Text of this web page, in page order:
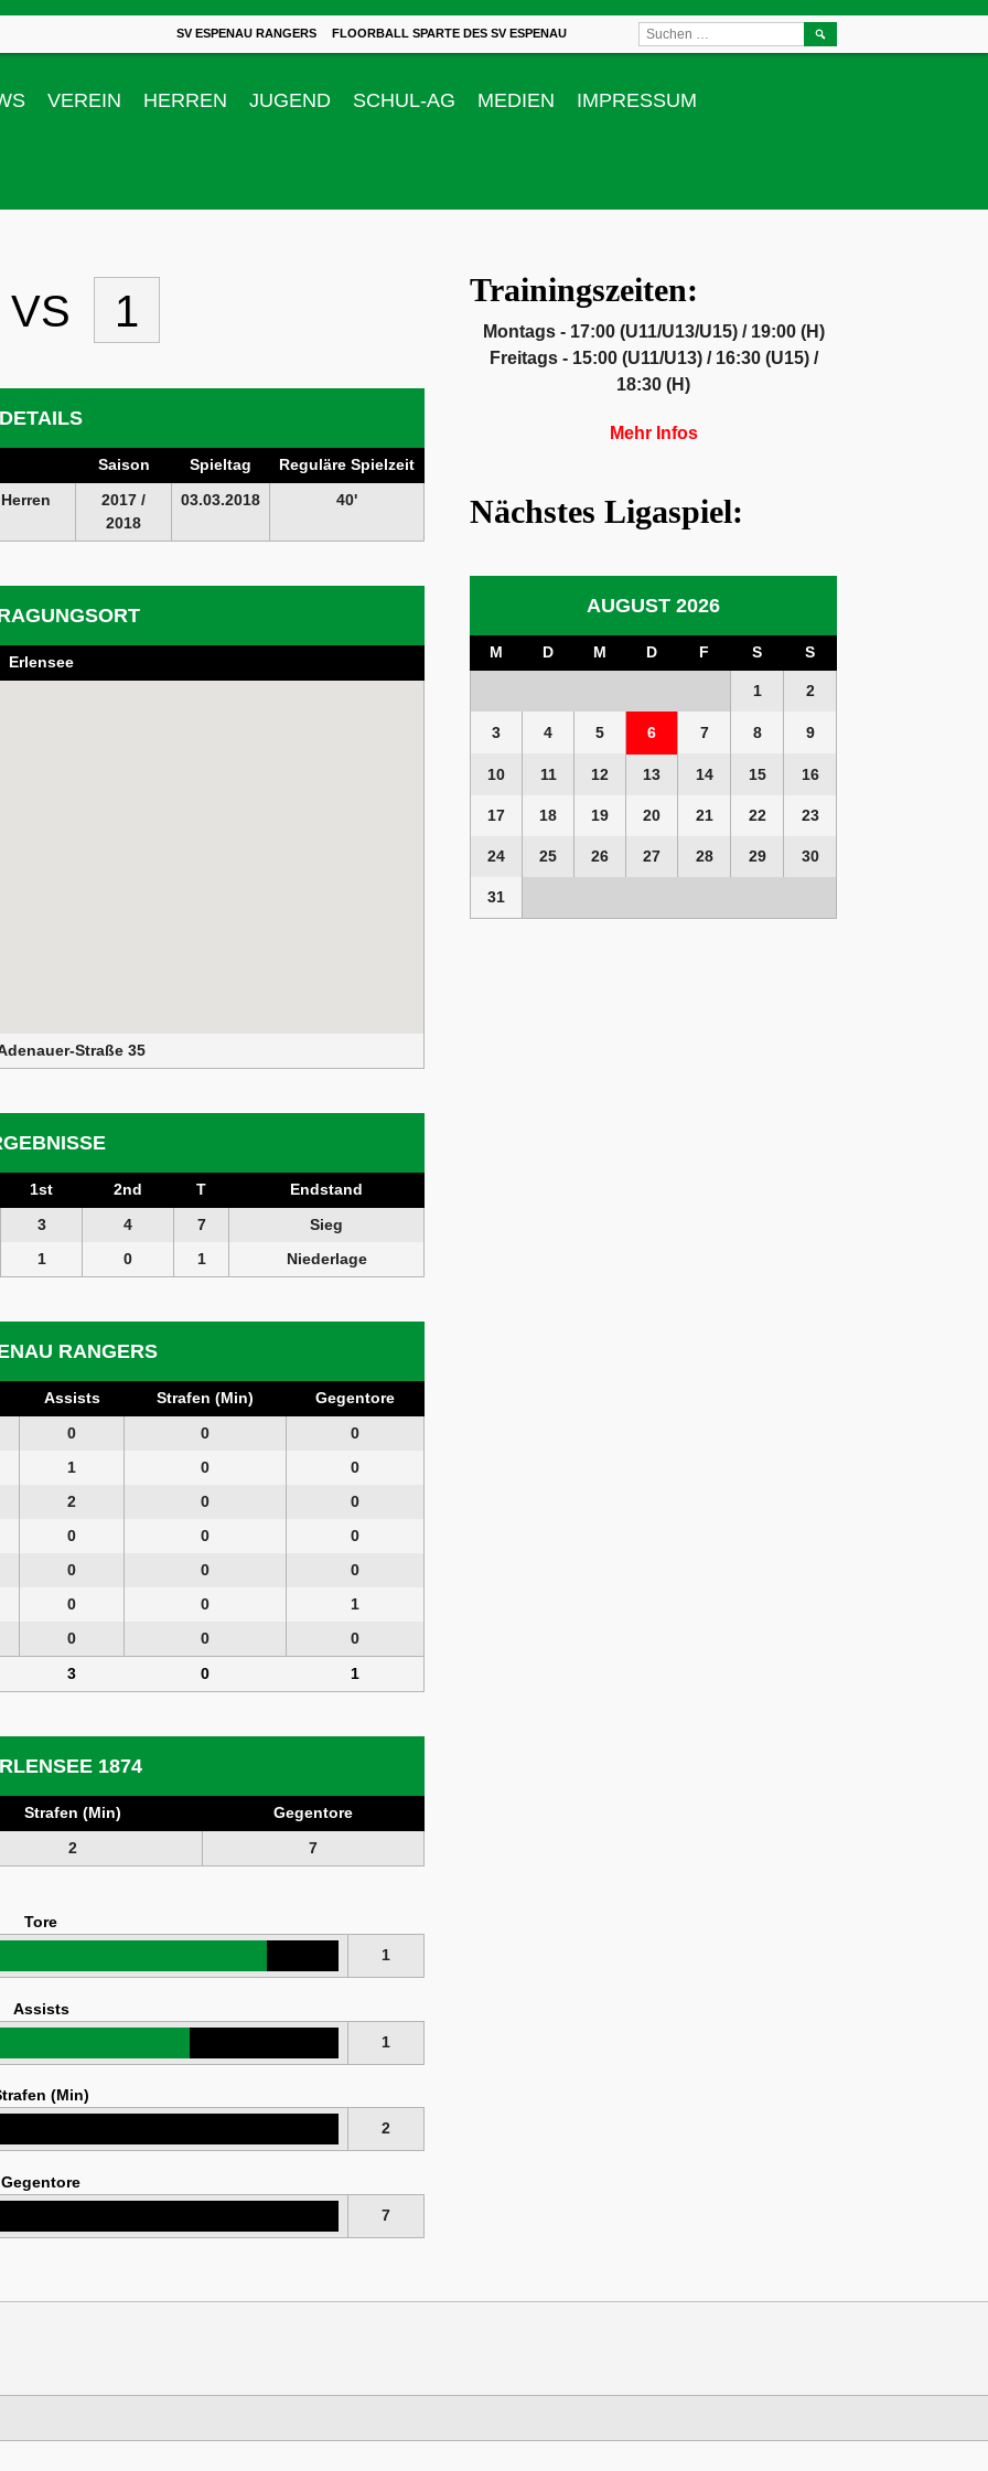
SV ESPENAU RANGERS FLOORBALL SPARTE DES SV ESPENAU
VEREIN HERREN JUGEND SCHUL-AG MEDIEN IMPRESSUM
SUCHEN
VS 1
DETAILS
Saison Spieltag
Reguläre Spielzeit
2017 /
2018
03.03.2018 40'
Erlensee
Straße 35
1st 2nd T
Endstand
3 4 7
Sieg
1 0 1 Niederlage
RANGERS
Assists Strafen (Min)
Gegentore
0 0
0
1 0
0
2 0
0
0 0
0
0 0
0
0 0
1
0 0
0
3 0 1
1874
Strafen (Min)
Gegentore
2 7
Tore
1
Assists
1
(Min)
2
Gegentore
7
Trainingszeiten:
Montags - 17:00 (U11/U13/U15) / 19:00 (H)
Freitags - 15:00 (U11/U13) / 16:30 (U15) /
18:30 (H)
Mehr Infos
Nächstes Ligaspiel:
AUGUST 2026
M D M D F S S
1 2
3 4 5 6 7 8 9
10 11 12 13 14 15 16
17 18 19 20 21 22 23
24 25 26 27 28 29 30
31